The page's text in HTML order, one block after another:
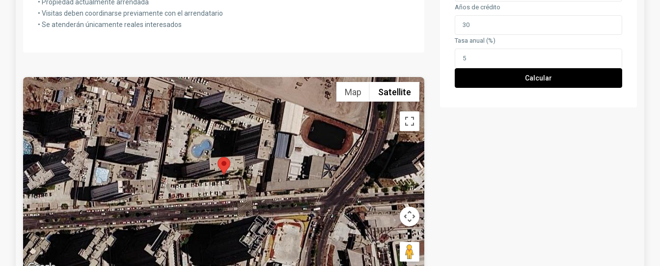
• Propiedad actualmente arrendada
• Visitas deben coordinarse previamente con el arrendatario
• Se atenderán únicamente reales interesados
Map Satellite
Años de crédito
Tasa anual (%)
Calcular